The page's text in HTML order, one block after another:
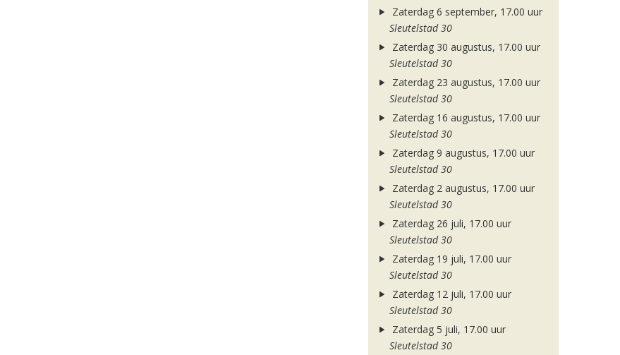
Zaterdag 6 september, 17.00 uur
Sleutelstad 30
Zaterdag 30 augustus, 17.00 uur
Sleutelstad 30
Zaterdag 23 augustus, 17.00 uur
Sleutelstad 30
Zaterdag 16 augustus, 17.00 uur
Sleutelstad 30
Zaterdag 9 augustus, 17.00 uur
Sleutelstad 30
Zaterdag 2 augustus, 17.00 uur
Sleutelstad 30
Zaterdag 26 juli, 17.00 uur
Sleutelstad 30
Zaterdag 19 juli, 17.00 uur
Sleutelstad 30
Zaterdag 12 juli, 17.00 uur
Sleutelstad 30
Zaterdag 5 juli, 17.00 uur
Sleutelstad 30